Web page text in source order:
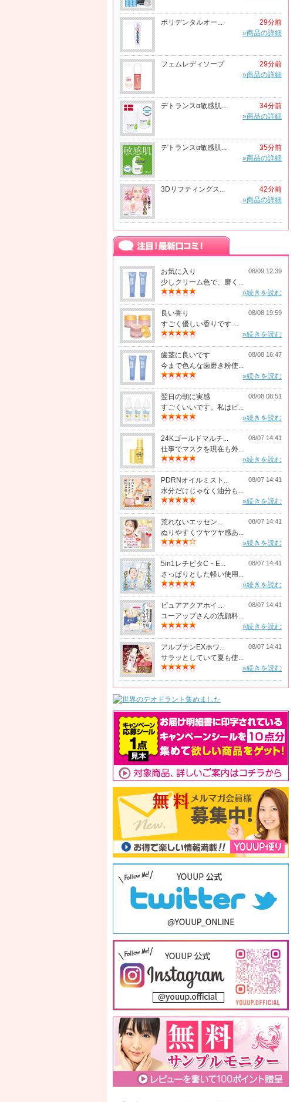
ポリデンタルオー...
29分前
»商品の詳細
フェムレディソープ
29分前
»商品の詳細
デトランスα敏感肌...
34分前
»商品の詳細
デトランスα敏感肌...
35分前
»商品の詳細
3Dリフティングス...
42分前
»商品の詳細
お気に入り 08/09 12:39
少しクリーム色で、磨く...
»続きを読む
良い香り 08/08 19:59
すごく優しい香りです ...
»続きを読む
歯茎に良いです 08/08 16:47
今まで色んな歯磨き粉使...
»続きを読む
翌日の朝に実感 08/08 08:51
すごくいいです。私はピ...
»続きを読む
24Kゴールドマルチ... 08/07 14:41
仕事でマスクを現在も外...
»続きを読む
PDRNオイルミスト... 08/07 14:41
水分だけじゃなく油分も...
»続きを読む
荒れないエッセン... 08/07 14:41
ぬりやすくツヤツヤ感あ...
»続きを読む
5in1レチビタC・E... 08/07 14:41
さっぱりとした軽い使用...
»続きを読む
ピュアアクアホイ... 08/07 14:41
ユーアップさんの洗顔料...
»続きを読む
アルブチンEXホワ... 08/07 14:41
サラッとしていて夏も使...
»続きを読む